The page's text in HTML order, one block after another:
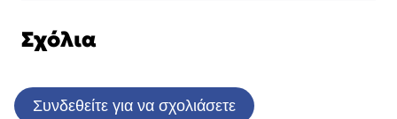
Σχόλια
Συνδεθείτε για να σχολιάσετε